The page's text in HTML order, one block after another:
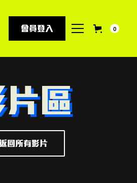
會員登入 0
片區
返回所有影片